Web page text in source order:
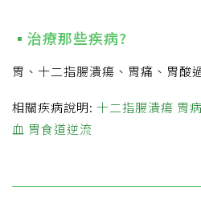
治療那些疾病?
胃、十二指腸潰瘍、胃痛、胃酸
相關疾病說明: 十二指腸潰瘍 胃病
血 胃食道逆流